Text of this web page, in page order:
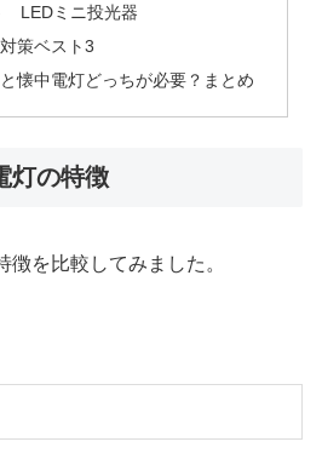
LEDミニ投光器
策ベスト3
懐中電灯どっちが必要？まとめ
灯の特徴
を比較してみました。